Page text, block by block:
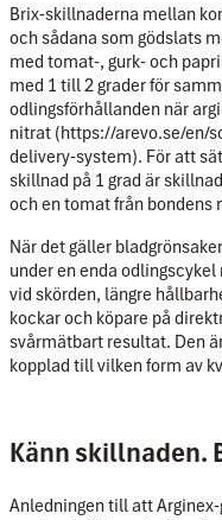
Brix-skillnaderna mellan
och sådana som gödslats
med tomat-, gurk- och
med 1 till 2 grader för
odlingsförhållanden när
nitrat (https://arevo.se/en/
delivery-system). För att
skillnad på 1 grad är
och en tomat från bondens
När det gäller
under en enda
vid skörden, längre
kockar och köpare på
svårmätbart resultat. Den
kopplad till vilken form av
Känn skillnaden.
Anledningen till att